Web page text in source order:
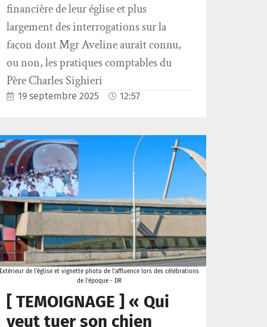
financière de leur église et plus
largement des interrogations sur la
façon dont Mgr Aveline aurait connu,
ou non, les pratiques comptables du
Père Charles Sighieri
19 septembre 2025 12:57
de l'église et vignette photo de l'affluence lors des célébrations
de l'époque - DR
[ TEMOIGNAGE ] « Qui
veut tuer son chien